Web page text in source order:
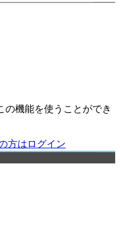
の機能を使うことができ
方はログイン